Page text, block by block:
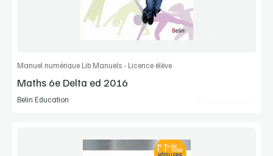
Commander l'article
Manuel numérique Lib Manuels - Licence élève
Maths 6e Delta ed 2016
Belin Education